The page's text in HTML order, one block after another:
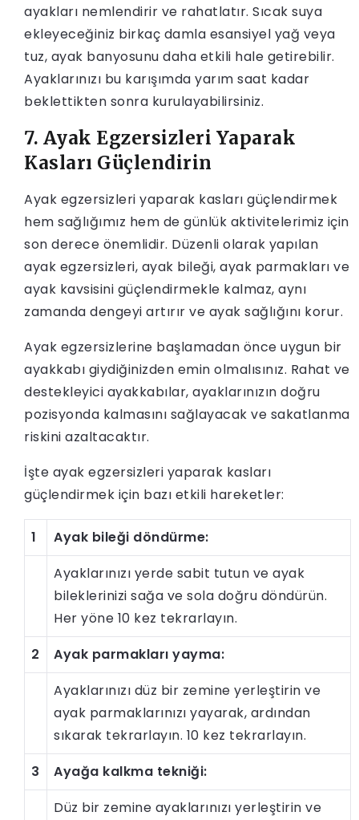
ayakları nemlendirir ve rahatlatır. Sıcak suya
ekleyeceğiniz birkaç damla esansiyel yağ veya
tuz, ayak banyosunu daha etkili hale getirebilir.
Ayaklarınızı bu karışımda yarım saat kadar
beklettikten sonra kurulayabilirsiniz.
7. Ayak Egzersizleri Yaparak
Kasları Güçlendirin
Ayak egzersizleri yaparak kasları güçlendirmek
hem sağlığımız hem de günlük aktivitelerimiz için
son derece önemlidir. Düzenli olarak yapılan
ayak egzersizleri, ayak bileği, ayak parmakları ve
ayak kavsisini güçlendirmekle kalmaz, aynı
zamanda dengeyi artırır ve ayak sağlığını korur.
Ayak egzersizlerine başlamadan önce uygun bir
ayakkabı giydiğinizden emin olmalısınız. Rahat ve
destekleyici ayakkabılar, ayaklarınızın doğru
pozisyonda kalmasını sağlayacak ve sakatlanma
riskini azaltacaktır.
İşte ayak egzersizleri yaparak kasları
güçlendirmek için bazı etkili hareketler:
1
Ayak bileği döndürme:
Ayaklarınızı yerde sabit tutun ve ayak
bileklerinizi sağa ve sola doğru döndürün.
Her yöne 10 kez tekrarlayın.
2
Ayak parmakları yayma:
Ayaklarınızı düz bir zemine yerleştirin ve
ayak parmaklarınızı yayarak, ardından
sıkarak tekrarlayın. 10 kez tekrarlayın.
3
Ayağa kalkma tekniği:
Düz bir zemine ayaklarınızı yerleştirin ve